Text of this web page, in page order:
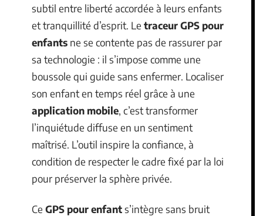
subtil entre liberté accordée à leurs enfants
et tranquillité d’esprit. Le traceur GPS pour
enfants ne se contente pas de rassurer par
sa technologie : il s’impose comme une
boussole qui guide sans enfermer. Localiser
son enfant en temps réel grâce à une
application mobile, c’est transformer
l’inquiétude diffuse en un sentiment
maîtrisé. L’outil inspire la confiance, à
condition de respecter le cadre fixé par la loi
pour préserver la sphère privée.
Ce GPS pour enfants’intègre sans bruit